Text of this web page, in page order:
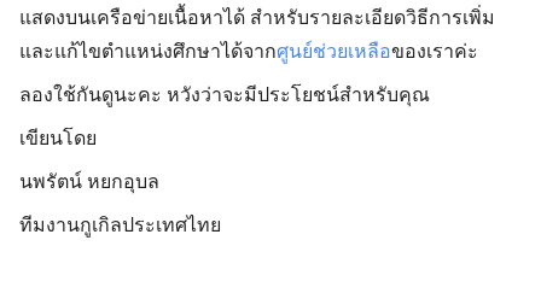
แสดงบนเครือข่ายเนื้อหาได้ สำหรับรายละเอียดวิธีการเพิ่ม
และแก้ไขตำแหน่งศึกษาได้จากศูนย์ช่วยเหลือของเราค่ะ
ลองใช้กันดูนะคะ หวังว่าจะมีประโยชน์สำหรับคุณ
เขียนโดย
นพรัตน์ หยกอุบล
ทีมงานกูเกิลประเทศไทย